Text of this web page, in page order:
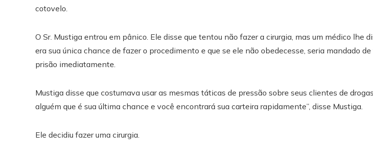
cotovelo.
O Sr. Mustiga entrou em pânico. Ele disse que tentou não fazer a cirurgia, mas um médico lhe
era sua única chance de fazer o procedimento e que se ele não obedecesse, seria mandado
prisão imediatamente.
Mustiga disse que costumava usar as mesmas táticas de pressão sobre seus clientes de
alguém que é sua última chance e você encontrará sua carteira rapidamente”, disse Mustiga.
Ele decidiu fazer uma cirurgia.